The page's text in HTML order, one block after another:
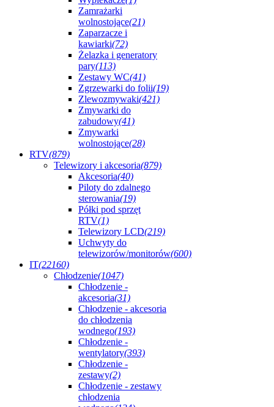
Zamrażarki
wolnostojące(21)
Zaparzacze i
kawiarki(72)
Żelazka i generatory
pary(113)
Zestawy WC(41)
Zgrzewarki do folii(19)
Zlewozmywaki(421)
Zmywarki do
zabudowy(41)
Zmywarki
wolnostojące(28)
RTV(879)
Telewizory i akcesoria(879)
Akcesoria(40)
Piloty do zdalnego
sterowania(19)
Półki pod sprzęt
RTV(1)
Telewizory LCD(219)
Uchwyty do
telewizorów/monitorów(600)
IT(22160)
Chłodzenie(1047)
Chłodzenie -
akcesoria(31)
Chłodzenie - akcesoria
do chłodzenia
wodnego(193)
Chłodzenie -
wentylatory(393)
Chłodzenie -
zestawy(2)
Chłodzenie - zestawy
chłodzenia